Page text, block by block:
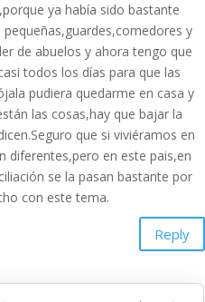
ya había sido bastante
y
de abuelos y ahora tengo que
todos los días para que las
pudiera quedarme en casa y
las cosas,hay que bajar la
que si viviéramos en
diferentes,pero en este pais,en
se la pasan bastante por
con este tema.
Reply